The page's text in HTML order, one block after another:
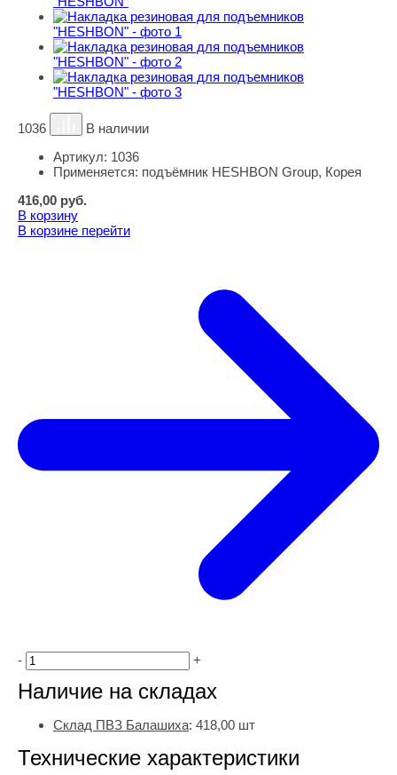
1036
В наличии
Артикул: 1036
Применяется: подъёмник HESHBON Group, Корея
416,00 руб.
В корзину
В корзине перейти
- +
Наличие на складах
Склад ПВЗ Балашиха: 418,00 шт
Технические характеристики